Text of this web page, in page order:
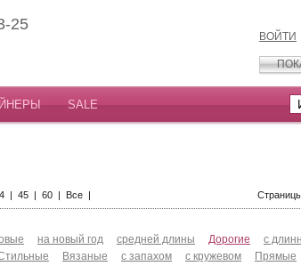
25
ВОЙТИ
SALE
| 45 | 60 | Все |
на новый год средней длины Дорогие
с
Вязаные с запахом с кружевом Прямые